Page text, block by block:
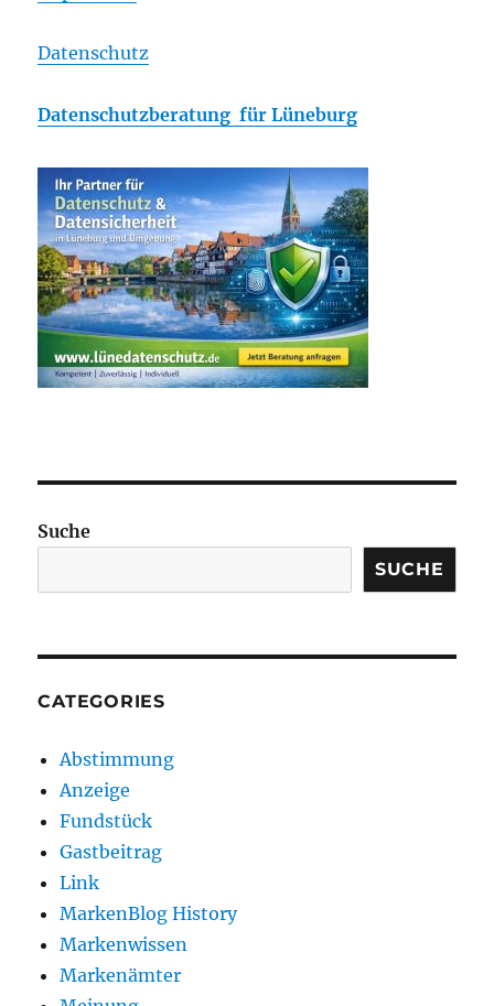
Datenschutz
Datenschutzberatung für Lüneburg
Suche
SUCHE
CATEGORIES
Abstimmung
Anzeige
Fundstück
Gastbeitrag
Link
MarkenBlog History
Markenwissen
Markenämter